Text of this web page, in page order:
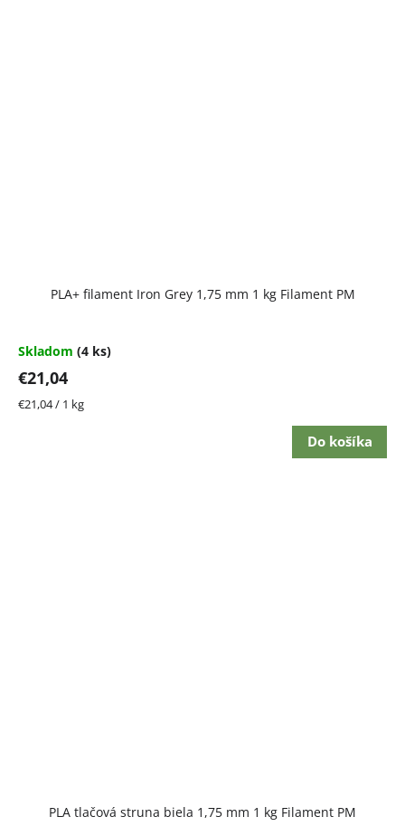
PLA+ filament Iron Grey 1,75 mm 1 kg Filament PM
Skladom (4 ks)
€21,04
Jednotková
€21,04 / 1 kg
Do košíka
PLA tlačová struna biela 1,75 mm 1 kg Filament PM
hodnotenie